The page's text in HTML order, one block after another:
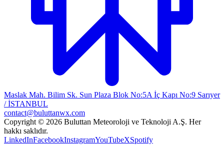
Maslak Mah. Bilim Sk. Sun Plaza Blok No:5A İç Kapı No:9 Sarıyer
/ İSTANBUL
contact@buluttanwx.com
Copyright © 2026 Buluttan Meteoroloji ve Teknoloji A.Ş. Her
hakkı saklıdır.
LinkedInFacebookInstagramYouTubeXSpotify